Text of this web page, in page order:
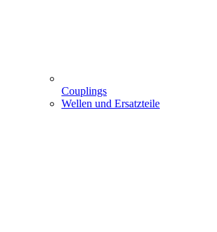
Couplings
Wellen und Ersatzteile